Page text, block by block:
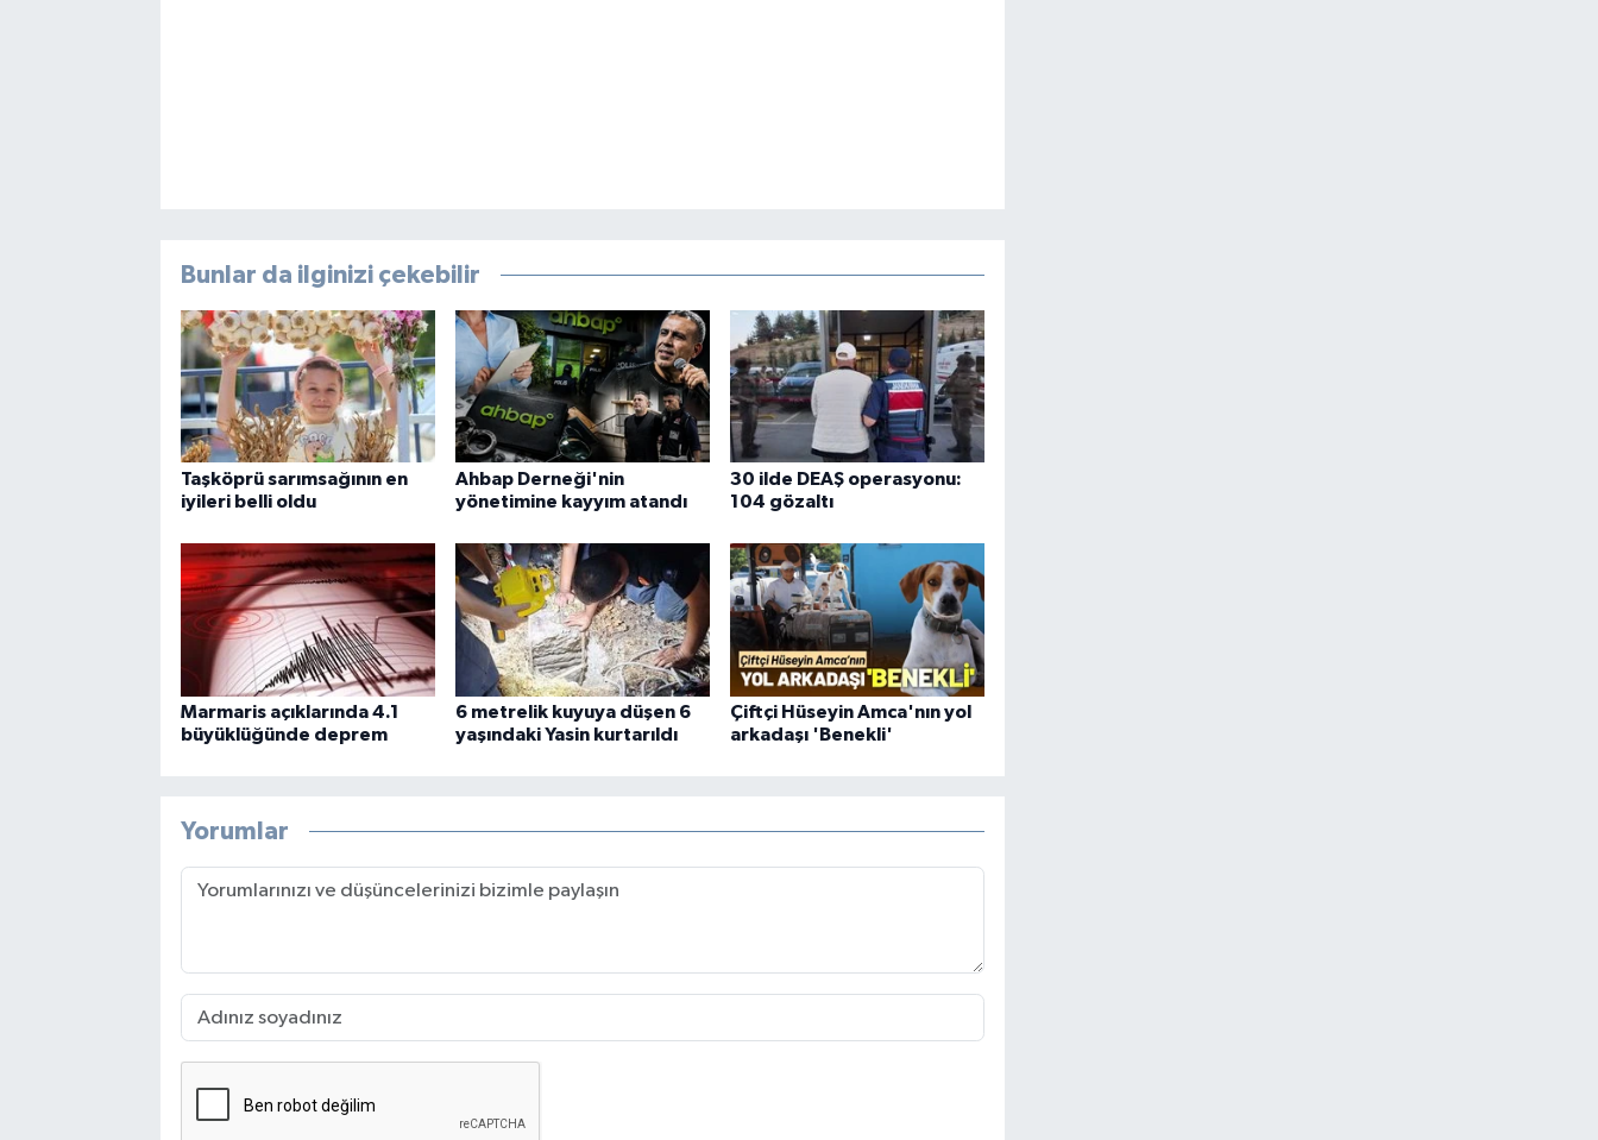
Bunlar da ilginizi çekebilir
Taşköprü sarımsağının en
iyileri belli oldu
Ahbap Derneği'nin
yönetimine kayyım atandı
30 ilde DEAŞ operasyonu:
104 gözaltı
Marmaris açıklarında 4.1
büyüklüğünde deprem
6 metrelik kuyuya düşen 6
yaşındaki Yasin kurtarıldı
Çiftçi Hüseyin Amca'nın yol
arkadaşı 'Benekli'
Yorumlar